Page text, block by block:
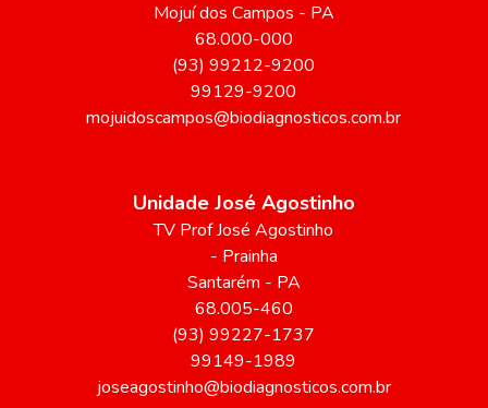
Mojuí dos Campos - PA
68.000-000
(93) 99212-9200
99129-9200
mojuidoscampos@biodiagnosticos.com.br
Unidade José Agostinho
TV Prof José Agostinho
- Prainha
Santarém - PA
68.005-460
(93) 99227-1737
99149-1989
joseagostinho@biodiagnosticos.com.br